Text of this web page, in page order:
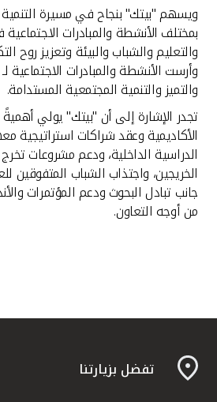
ويسهم "بيتك" بنجاح في مسيرة
بمختلف الأنشطة والمبادرات
والتعليم والشباب والبيئة وتعزيز روح
وأرست الأنشطة والمبادرات الاجتماعية
والتميز والتنمية المجتمعية المستدامة.
تجدر الإشارة إلى أن "بيتك" يولي
الأكاديمية وعقد شراكات استراتيجية
الدراسية الداخلية، ودعم مشروعات
الخريجين، واجتذاب الشباب المتفوقين
جانب تبادل البحوث ودعم المؤتمرات
من أوجه التعاون.
تفضل بزيارتنا